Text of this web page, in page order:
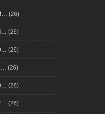
(26)
(26)
(26)
(26)
(26)
(26)